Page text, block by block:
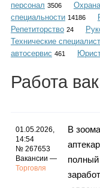
персонал 3506 Охрана
специальности 14186
Репетиторство 24
Технические
автосервис 461
Работа
01.05.2026,
14:54
№ 267653
Вакансии —
Торговля
В
полный